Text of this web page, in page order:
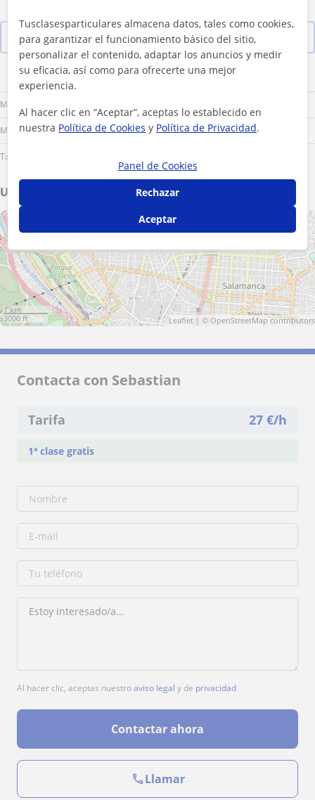
Ver las 131 valoraciones
Lu
Mañana
Mediodía
Tarde
Ubicación de mis clases
+ −
1 km
3000 ft
Leaflet | ©OpenStreetMapcontributors
Contacta con Sebastian
Tarifa 27 €/h
1ª clase gratis
Al hacer clic, aceptas nuestroaviso legal y de privacidad
Contactar ahora
Llamar
Tusclasesparticulares almacena datos, tales como cookies,
para garantizar el funcionamiento básico del sitio,
personalizar el contenido, adaptar los anuncios y medir
su eficacia, así como para ofrecerte una mejor
experiencia.
Al hacer clic en “Aceptar”, aceptas lo establecido en
nuestra Política de Cookies y Política de Privacidad.
Panel de Cookies
Rechazar
Aceptar